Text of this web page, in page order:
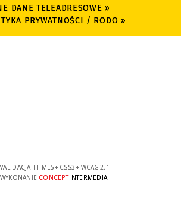
DANE TELEADRESOWE »
PRYWATNOŚCI / RODO »
HTML5+ CSS3 + WCAG 2.1
WYKONANIE CONCEPTINTERMEDIA